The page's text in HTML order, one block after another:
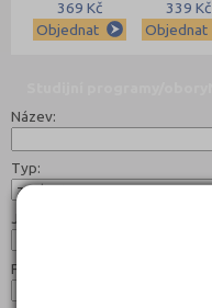
369 Kč
Objednat
339 Kč
Objednat
Název:
Typ:
Jazyk:
Forma: